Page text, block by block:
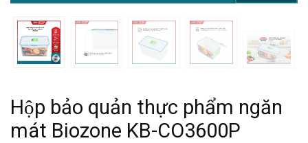
Hộp bảo quản thực phẩm ngăn
mát Biozone KB-CO3600P